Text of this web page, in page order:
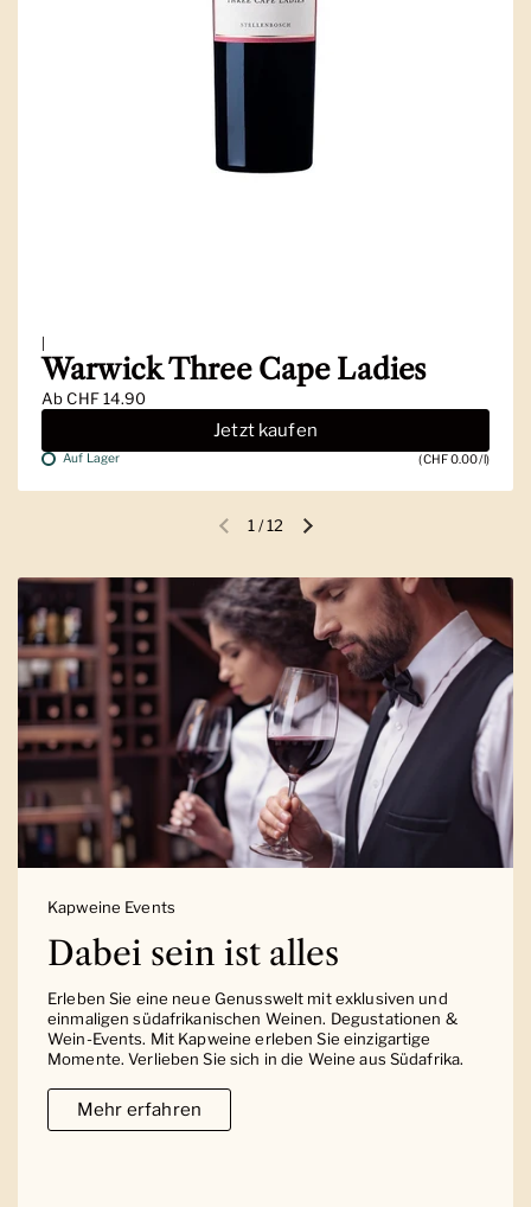
|
Warwick Three Cape Ladies
AbCHF 14.90
Jetzt kaufen
Auf Lager (CHF 0.00/l)
Vorherige FolieNächste Folie
1 /12
Kapweine Events
Dabei sein ist alles
Erleben Sie eine neue Genusswelt mit exklusiven und
einmaligen südafrikanischen Weinen. Degustationen &
Wein-Events. Mit Kapweine erleben Sie einzigartige
Momente. Verlieben Sie sich in die Weine aus Südafrika.
Mehr erfahren